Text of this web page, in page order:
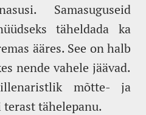
Samasuguseid
täheldada ka
ääres. See on halb
nende vahele jäävad.
mõtte- ja
tähelepanu.